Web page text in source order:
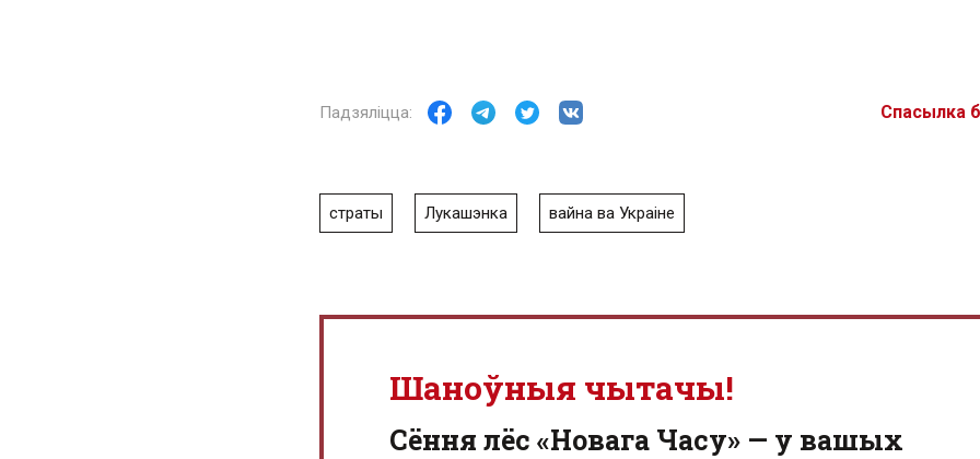
Спасылка
страты Лукашэнка вайна ва Украіне
Шаноўныя чытачы!
Сёння лёс «Новага Часу» — у вашых